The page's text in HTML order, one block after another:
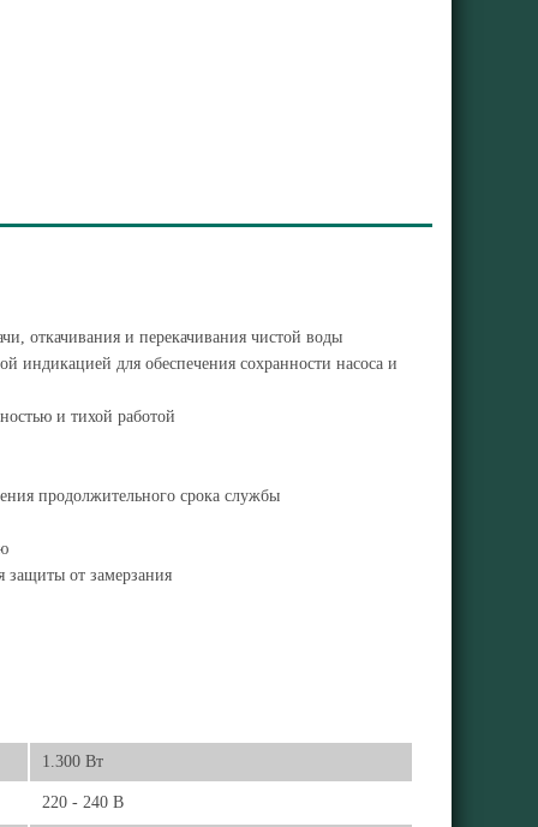
откачивания и перекачивания чистой воды
индикацией для обеспечения сохранности насоса и
и тихой работой
продолжительного срока службы
защиты от замерзания
1.300 Вт
220 - 240 В